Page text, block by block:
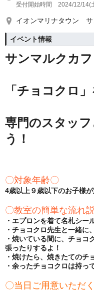
受付開始時間 2024/12/14(
イオンマリナタウン サ
イベント情報
サンマルクカ
「チョコクロ」
専門のスタッ
う！
〇対象年齢〇
4歳以上９歳以下のお子様が
〇教室の簡単な流れ
・エプロンを着て名札シー
・チョコクロ先生と一緒に
・焼いている間に、チョコ
張ったりするよ！
・焼けたら、焼きたてのチ
・余ったチョコクロは持っ
〇当日ご用意いただ